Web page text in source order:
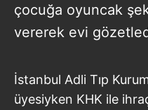
çocuğa oyuncak
vererek evi
İstanbul Adli Tıp
üyesiyken KHK ile